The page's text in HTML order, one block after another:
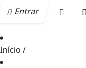
Entrar
Início /